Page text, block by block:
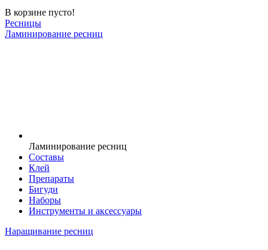
В корзине пусто!
Ресницы
Ламинирование ресниц
Ламинирование ресниц
Составы
Клей
Препараты
Бигуди
Наборы
Инструменты и аксессуары
Наращивание ресниц